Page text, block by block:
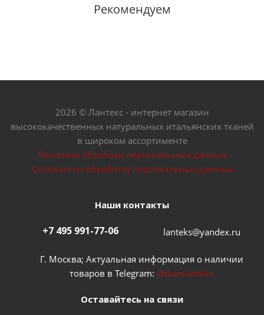
Рекомендуем
2026 © Лантекс - интернет магазин
высококачественных натуральных итальянских тканей
в широком ассортименте
Политика обрабоки персональных данных
Согласие на обработку персональных данных
Наши контакты
+7 495 991-77-06 lanteks@yandex.ru
Г. Москва; Актуальная информация о наличии
товаров в Telegram: @tkanilanteks
Оставайтесь на связи